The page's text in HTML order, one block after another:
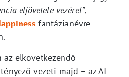
eljövetele vezérel”,
fantázianévre
az elkövetkezendő
vezeti majd – az AI